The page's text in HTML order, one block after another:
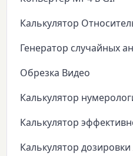
Калькулятор
Генератор случайных
Обрезка Видео
Калькулятор
Калькулятор
Калькулятор дозировки